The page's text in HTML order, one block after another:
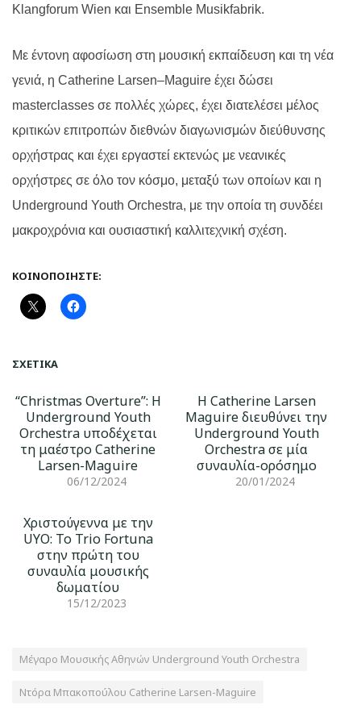
Klangforum Wien και Ensemble Musikfabrik.
Με έντονη αφοσίωση στη μουσική εκπαίδευση και τη νέα
γενιά, η Catherine Larsen–Maguire έχει δώσει
masterclasses σε πολλές χώρες, έχει διατελέσει μέλος
κριτικών επιτροπών διεθνών διαγωνισμών διεύθυνσης
ορχήστρας και έχει εργαστεί εκτενώς με νεανικές
ορχήστρες σε όλο τον κόσμο, μεταξύ των οποίων και η
Underground Youth Orchestra, με την οποία τη συνδέει
μακροχρόνια και ουσιαστική καλλιτεχνική σχέση.
ΚΟΙΝΟΠΟΙΉΣΤΕ:
ΣΧΕΤΙΚΆ
“Christmas Overture”: Η
Underground Youth
Orchestra υποδέχεται
τη μαέστρο Catherine
Larsen-Maguire
06/12/2024
Η Catherine Larsen
Maguire διευθύνει την
Underground Youth
Orchestra σε μία
συναυλία-ορόσημο
20/01/2024
Χριστούγεννα με την
UYO: Το Trio Fortuna
στην πρώτη του
συναυλία μουσικής
δωματίου
15/12/2023
Μέγαρο Μουσικής Αθηνών Underground Youth Orchestra
Ντόρα Μπακοπούλου Catherine Larsen-Maguire